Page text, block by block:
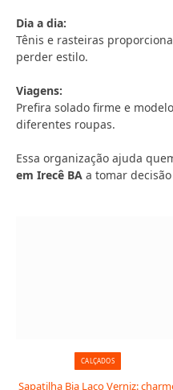
Dia a dia:
Tênis e rasteiras
perder estilo.
Viagens:
Prefira solado firme e
diferentes roupas.
Essa organização ajuda
em Irecê BA a tomar
CALÇADOS
Sapatilha Bia Laço Verniz: